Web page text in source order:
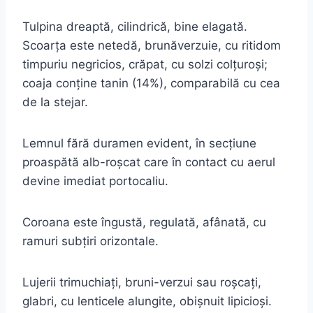
Tulpina dreaptă, cilindrică, bine elagată.
Scoarţa este netedă, brunăverzuie, cu ritidom
timpuriu negricios, crăpat, cu solzi colţuroşi;
coaja conţine tanin (14%), comparabilă cu cea
de la stejar.
Lemnul fără duramen evident, în secţiune
proaspătă alb-roşcat care în contact cu aerul
devine imediat portocaliu.
Coroana este îngustă, regulată, afânată, cu
ramuri subţiri orizontale.
Lujerii trimuchiaţi, bruni-verzui sau roşcaţi,
glabri, cu lenticele alungite, obişnuit lipicioşi.